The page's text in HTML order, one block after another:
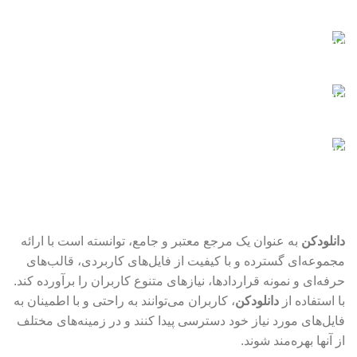
دانلودکن به عنوان یک مرجع معتبر و جامع، توانسته است با ارائه
مجموعه‌ای گسترده و با کیفیت از فایل‌های کاربردی، قالب‌های
حرفه‌ای و نمونه قراردادها، نیازهای متنوع کاربران را برآورده کند.
با استفاده از دانلودکن، کاربران می‌توانند به راحتی و با اطمینان به
فایل‌های مورد نیاز خود دسترسی پیدا کنند و در زمینه‌های مختلف
از آنها بهره‌مند شوند.